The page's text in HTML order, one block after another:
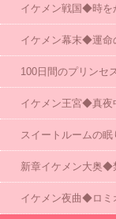
イケメン戦国◆時を
イケメン幕末◆運命
100日間のプリンセ
イケメン王宮◆真夜
スイートルームの
新章イケメン大奥◆
イケメン夜曲◆ロミ